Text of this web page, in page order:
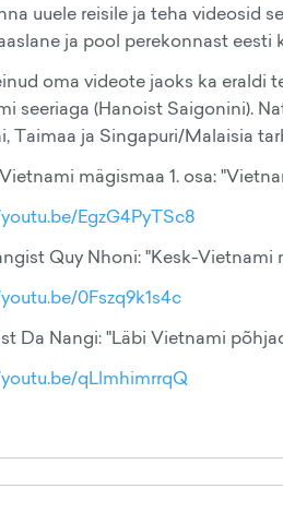
uuele reisile ja teha videosid
ja pool perekonnast eesti
oma videote jaoks ka eraldi
seeriaga (Hanoist Saigonini).
Taimaa ja Singapuri/Malaisia
mägismaa 1. osa:
EgzG4PyTSc8
Quy Nhoni: "Kesk-Vietnami
0Fszq9k1s4c
Da Nangi: "Läbi Vietnami
qLlmhimrrqQ